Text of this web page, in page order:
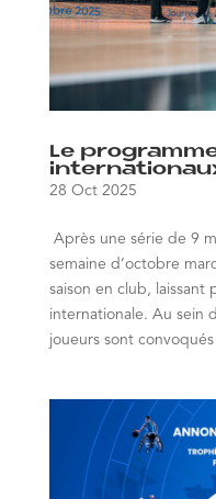
Le
28 Oct 2025
Après une série de 9
semaine d’octobre
saison en club, laissant
internationale. Au sein
joueurs sont